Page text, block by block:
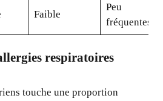
Faible
Peu
fréquentes
respiratoires
touche une proportion